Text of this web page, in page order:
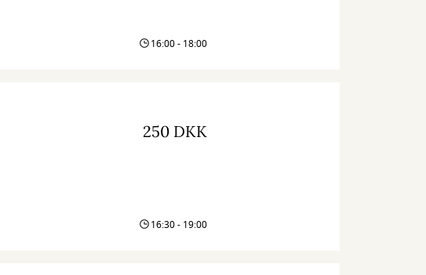
16:00 - 18:00
250 DKK
16:30 - 19:00